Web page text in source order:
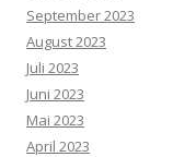
September 2023
August 2023
Juli 2023
Juni 2023
Mai 2023
April 2023